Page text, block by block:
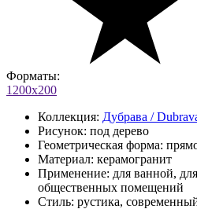
Форматы:
1200x200
Коллекция: Дубрава /
Рисунок: под дерево
Геометрическая форма:
Материал: керамогранит
Применение: для ванной,
общественных помещений
Стиль: рустика,